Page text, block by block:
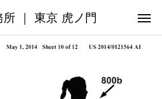
｜ 東京 虎ノ門